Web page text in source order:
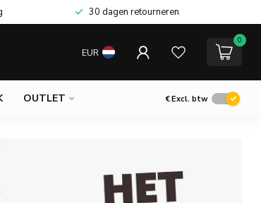
30 dagen retourneren
EUR
0
OUTLET €Excl. btw